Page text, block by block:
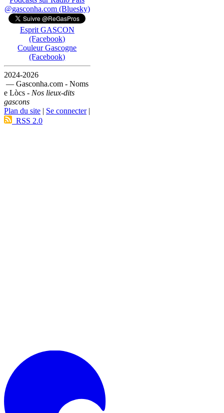
@gasconha.com (Bluesky)
Esprit GASCON
(Facebook)
Couleur Gascogne
(Facebook)
2024-2026
— Gasconha.com - Noms
e Lòcs - Nos lieux-dits
gascons
Plan du site | Se connecter|
RSS 2.0